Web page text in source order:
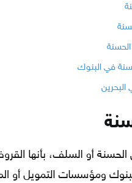
في البنوك
أو السلف، بأنها
ومؤسسات التمويل أو